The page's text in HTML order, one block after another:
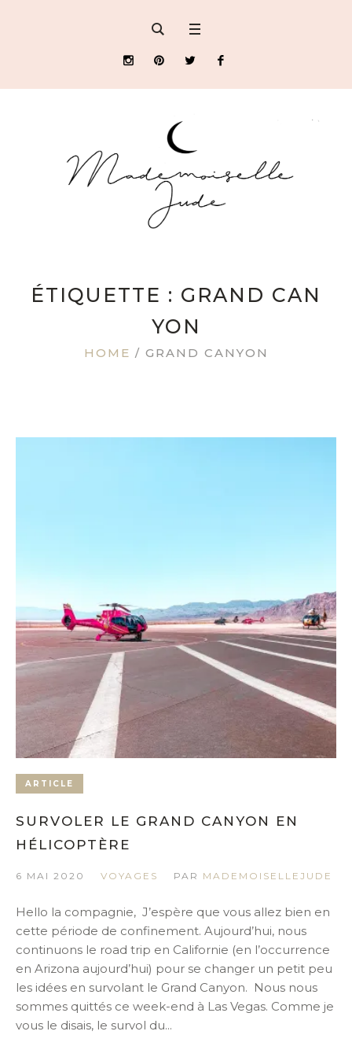
ÉTIQUETTE : GRAND CAN
YON
HOME / GRAND CANYON
ARTICLE
SURVOLER LE GRAND CANYON EN
HÉLICOPTÈRE
6 MAI 2020 VOYAGES PAR MADEMOISELLEJUDE
Hello la compagnie, J’espère que vous allez bien en
cette période de confinement. Aujourd’hui, nous
continuons le road trip en Californie (en l’occurrence
en Arizona aujourd’hui) pour se changer un petit peu
les idées en survolant le Grand Canyon. Nous nous
sommes quittés ce week-end à Las Vegas. Comme je
vous le disais, le survol du...